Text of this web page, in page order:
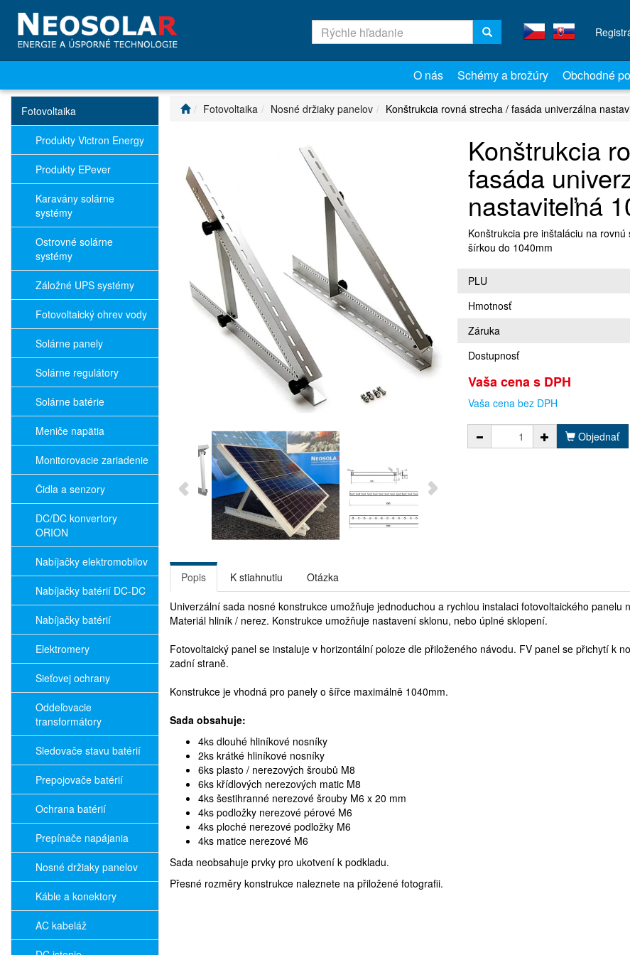
O nás Schémy a brožúry Obchodné
Fotovoltaika
Produkty Victron Energy
Produkty EPever
Karavány solárne
systémy
Ostrovné solárne
systémy
Záložné UPS systémy
Fotovoltaický ohrev vody
Solárne panely
Solárne regulátory
Solárne batérie
Meniče napätia
Monitorovacie zariadenie
Čidla a senzory
DC/DC konvertory
ORION
Nabíjačky elektromobilov
Nabíjačky batérií DC-DC
Nabíjačky batérií
Elektromery
Sieťovej ochrany
Oddeľovacie
transformátory
Sledovače stavu batérií
Prepojovače batérií
Ochrana batérií
Prepínače napájania
Nosné držiaky panelov
Káble a konektory
AC kabeláž
Fotovoltaika Nosné držiaky panelov Konštrukcia rovná strecha / fasáda univerzálna
Konštrukcia
fasáda
nastaviteľná
Konštrukcia pre inštaláciu na
šírkou do 1040mm
PLU
Hmotnosť
Záruka
Dostupnosť
Vaša cena s DPH
Vaša cena bez DPH
Objednať
Popis K stiahnutiu Otázka
Univerzální sada nosné konstrukce umožňuje jednoduchou a rychlou instalaci fotovoltaického panelu
Materiál hliník / nerez. Konstrukce umožňuje nastavení sklonu, nebo úplné sklopení.
Fotovoltaický panel se instaluje v horizontální poloze dle přiloženého návodu. FV panel se přichytí k
zadní straně.
Konstrukce je vhodná pro panely o šířce maximálně 1040mm.
Sada obsahuje:
4ks dlouhé hliníkové nosníky
2ks krátké hliníkové nosníky
6ks plasto / nerezových šroubů M8
6ks křídlových nerezových matic M8
4ks šestihranné nerezové šrouby M6 x 20 mm
4ks podložky nerezové pérové M6
4ks ploché nerezové podložky M6
4ks matice nerezové M6
Sada neobsahuje prvky pro ukotvení k podkladu.
Přesné rozměry konstrukce naleznete na přiložené fotografii.